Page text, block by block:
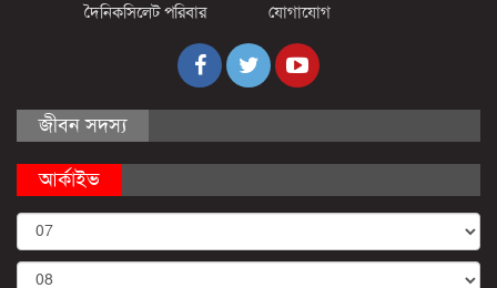
দৈনিকসিলেট পরিবার
যোগাযোগ
জীবন সদস্য
আর্কাইভ